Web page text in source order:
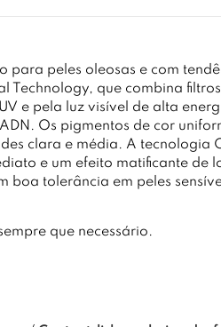
para peles oleosas e com
Technology, que combina
e pela luz visível de alta
Os pigmentos de cor
clara e média. A tecnologia
e um efeito matificante de
boa tolerância em peles
que necessário.